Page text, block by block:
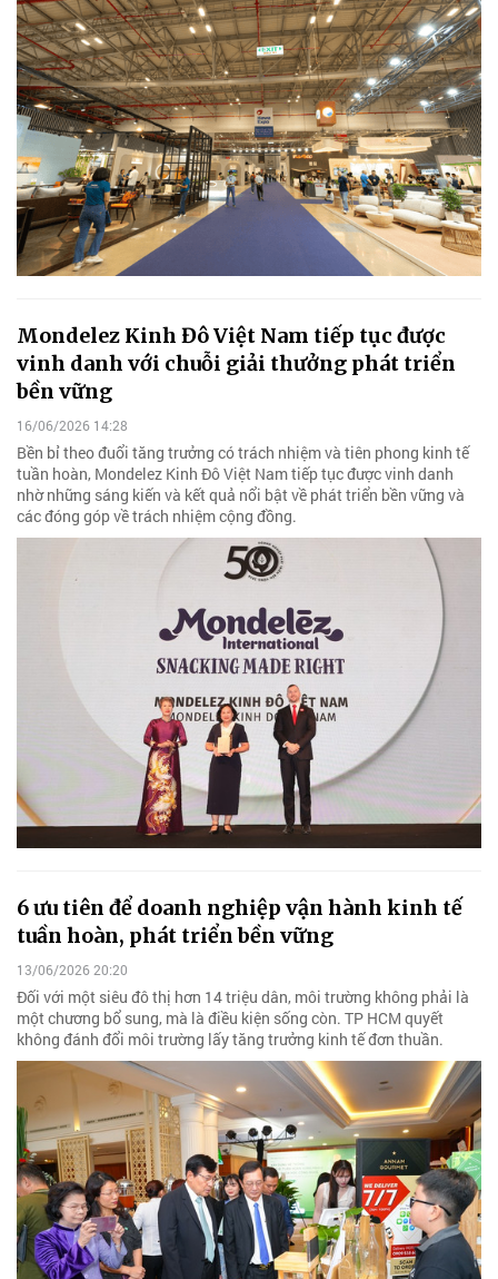
Mondelez Kinh Đô Việt Nam tiếp tục được
vinh danh với chuỗi giải thưởng phát triển
bền vững
16/06/2026 14:28
Bền bỉ theo đuổi tăng trưởng có trách nhiệm và tiên phong kinh tế
tuần hoàn, Mondelez Kinh Đô Việt Nam tiếp tục được vinh danh
nhờ những sáng kiến và kết quả nổi bật về phát triển bền vững và
các đóng góp về trách nhiệm cộng đồng.
6 ưu tiên để doanh nghiệp vận hành kinh tế
tuần hoàn, phát triển bền vững
13/06/2026 20:20
Đối với một siêu đô thị hơn 14 triệu dân, môi trường không phải là
một chương bổ sung, mà là điều kiện sống còn. TP HCM quyết
không đánh đổi môi trường lấy tăng trưởng kinh tế đơn thuần.